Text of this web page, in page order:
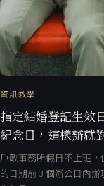
資訊教學
指定結婚登記生效
紀念日，這樣辦就
戶政事務所假日不上班
的日期前 3 個辦公日內